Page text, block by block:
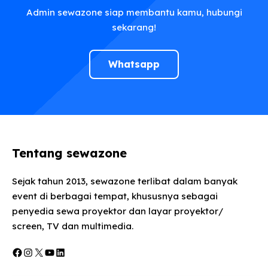
Admin sewazone siap membantu kamu, hubungi
sekarang!
Whatsapp
Tentang sewazone
Sejak tahun 2013, sewazone terlibat dalam banyak
event di berbagai tempat, khususnya sebagai
penyedia sewa proyektor dan layar proyektor/
screen, TV dan multimedia.
Facebook
Instagram
X YouTube
LinkedIn